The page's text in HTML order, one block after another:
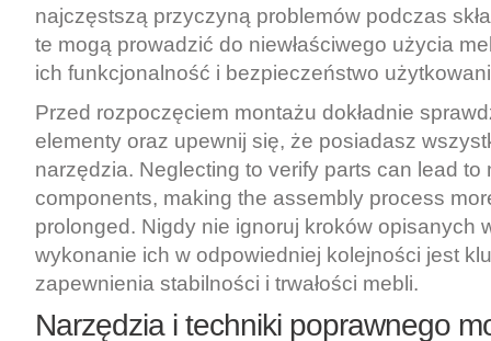
najczęstszą przyczyną problemów podczas
te mogą prowadzić do niewłaściwego użycia
ich funkcjonalność i bezpieczeństwo
Przed rozpoczęciem montażu dokładnie
elementy oraz upewnij się, że posiadasz
narzędzia. Neglecting to verify parts can lead to
components, making the assembly process
prolonged. Nigdy nie ignoruj kroków opisanych
wykonanie ich w odpowiedniej kolejności jest
zapewnienia stabilności i trwałości mebli.
Narzędzia i techniki poprawnego